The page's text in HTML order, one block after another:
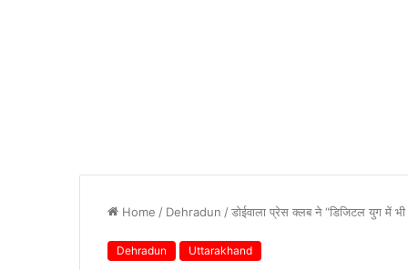
Home / Dehradun /डोईवाला प्रेस क्लब ने “डिजिटल युग में भी
Dehradun Uttarakhand